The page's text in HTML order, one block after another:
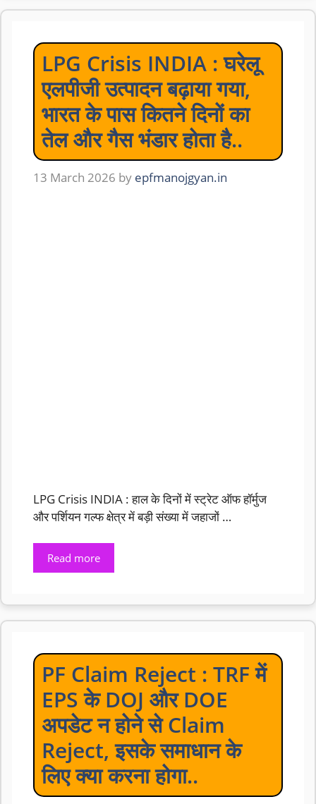
LPG Crisis INDIA : घरेलू
एलपीजी उत्पादन बढ़ाया गया,
भारत के पास कितने दिनों का
तेल और गैस भंडार होता है..
13 March 2026 by epfmanojgyan.in
LPG Crisis INDIA : हाल के दिनों में स्ट्रेट ऑफ हॉर्मुज
और पर्शियन गल्फ क्षेत्र में बड़ी संख्या में जहाजों …
Read more
PF Claim Reject : TRF में
EPS के DOJ और DOE
अपडेट न होने से Claim
Reject, इसके समाधान के
लिए क्या करना होगा..